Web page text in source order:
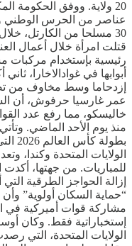
عناصر من الحرس الوطني
30 مسلحا من الكارتل،
قتلت امرأة خلال أعمال
رئيسية بإستخدام مركبات
أبوابها في غوادالاخارا،
إزدحاما وسط مخاوف من
خاليسكو، مما رفع عدد
منذ يوم الأحد الماضي.
الولايات المتحدة وكندا،
للمباريات. من جهتها، أكدت
إزالة الحواجز الطرقية
“حماية السكان أولوية” وأن
مشاركة قوات أميركية في